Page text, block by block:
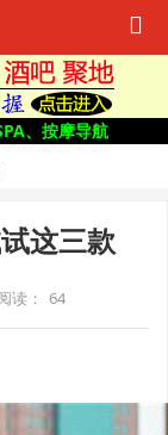
、按摩导航
这三款
读： 64